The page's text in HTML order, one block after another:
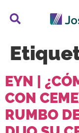
EYN |
CON
RUMBO